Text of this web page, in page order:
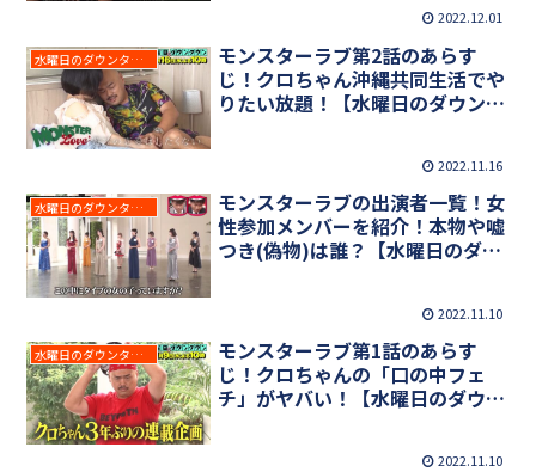
2022.12.01
水曜日のダウンタウン
モンスターラブ第2話のあらす
じ！クロちゃん沖縄共同生活でや
りたい放題！【水曜日のダウンタ
2022.11.16
水曜日のダウンタウン
モンスターラブの出演者一覧！女
性参加メンバーを紹介！本物や嘘
つき(偽物)は誰？【水曜日のダウ
2022.11.10
水曜日のダウンタウン
モンスターラブ第1話のあらす
じ！クロちゃんの「口の中フェ
チ」がヤバい！【水曜日のダウン
2022.11.10